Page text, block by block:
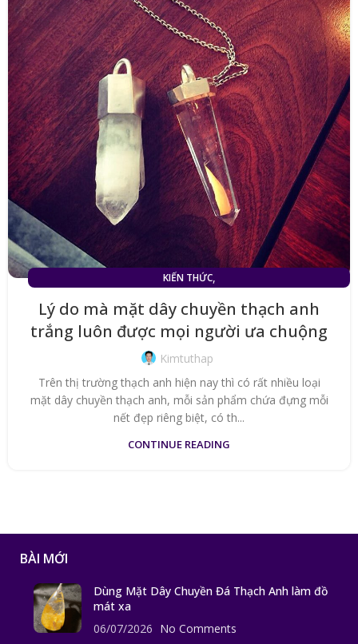
KIẾN THỨC,
Lý do mà mặt dây chuyền thạch anh
trắng luôn được mọi người ưa chuộng
Kimtuthap
Trên thị trường thạch anh hiện nay thì có rất nhiều loại
mặt dây chuyền thạch anh, mỗi sản phẩm chứa đựng mỗi
nết đẹp riêng biệt, có th...
CONTINUE READING
BÀI MỚI
Dùng Mặt Dây Chuyền Đá Thạch Anh làm đồ
mát xa
06/07/2026 No Comments